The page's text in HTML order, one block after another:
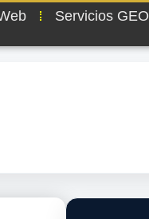
Servicios GEO